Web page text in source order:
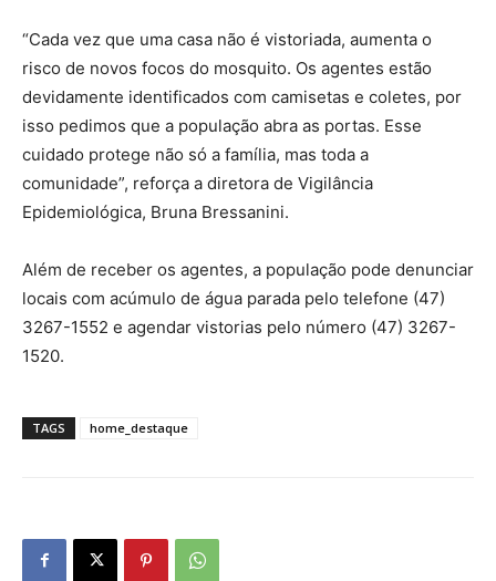
“Cada vez que uma casa não é vistoriada, aumenta o
risco de novos focos do mosquito. Os agentes estão
devidamente identificados com camisetas e coletes, por
isso pedimos que a população abra as portas. Esse
cuidado protege não só a família, mas toda a
comunidade”, reforça a diretora de Vigilância
Epidemiológica, Bruna Bressanini.
Além de receber os agentes, a população pode denunciar
locais com acúmulo de água parada pelo telefone (47)
3267-1552 e agendar vistorias pelo número (47) 3267-
1520.
TAGS home_destaque